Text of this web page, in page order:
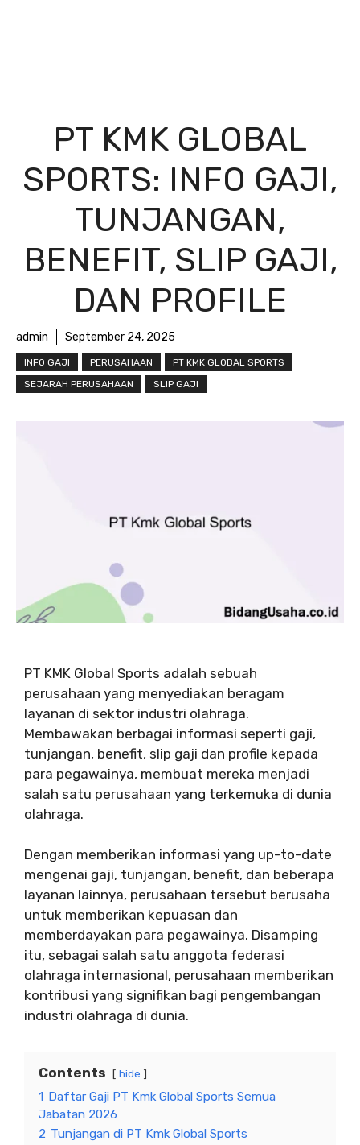
PT KMK GLOBAL
SPORTS: INFO GAJI,
TUNJANGAN,
BENEFIT, SLIP GAJI,
DAN PROFILE
admin September 24, 2025
INFO GAJI PERUSAHAAN
PT KMK GLOBAL SPORTS
SEJARAH PERUSAHAAN
SLIP GAJI
PT KMK Global Sports adalah sebuah
perusahaan yang menyediakan beragam
layanan di sektor industri olahraga.
Membawakan berbagai informasi seperti gaji,
tunjangan, benefit, slip gaji dan profile kepada
para pegawainya, membuat mereka menjadi
salah satu perusahaan yang terkemuka di dunia
olahraga.
Dengan memberikan informasi yang up-to-date
mengenai gaji, tunjangan, benefit, dan beberapa
layanan lainnya, perusahaan tersebut berusaha
untuk memberikan kepuasan dan
memberdayakan para pegawainya. Disamping
itu, sebagai salah satu anggota federasi
olahraga internasional, perusahaan memberikan
kontribusi yang signifikan bagi pengembangan
industri olahraga di dunia.
Contents hide
1 Daftar Gaji PT Kmk Global Sports Semua
Jabatan 2026
2 Tunjangan di PT Kmk Global Sports